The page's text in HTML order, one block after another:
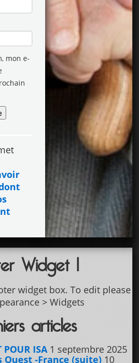
mon e-
Widget 1
widget box. To edit please
> Widgets
articles
POUR ISA 1 septembre 2025
-France (suite) 10